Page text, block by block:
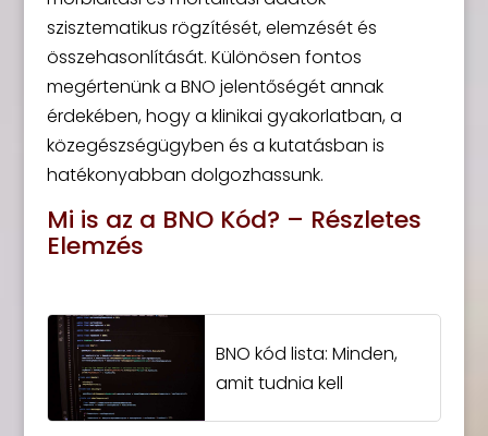
szisztematikus rögzítését, elemzését és
összehasonlítását. Különösen fontos
megértenünk a BNO jelentőségét annak
érdekében, hogy a klinikai gyakorlatban, a
közegészségügyben és a kutatásban is
hatékonyabban dolgozhassunk.
Mi is az a BNO Kód? – Részletes
Elemzés
BNO kód lista: Minden,
amit tudnia kell